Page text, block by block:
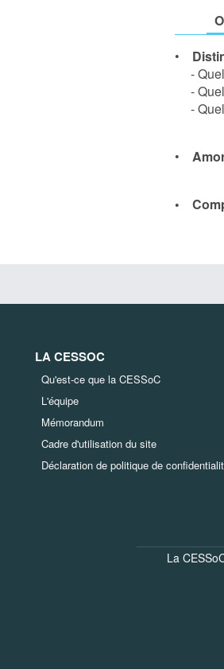
•
-
-
-
•
•
LA CESSOC
Qu'est-ce que la CESSoC
L'équipe
Mémorandum
Cadre d'utilisation du site
Déclaration de politique de
La